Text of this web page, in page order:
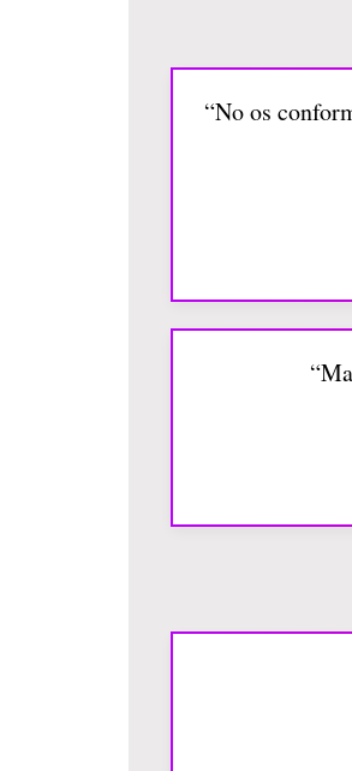
“No os